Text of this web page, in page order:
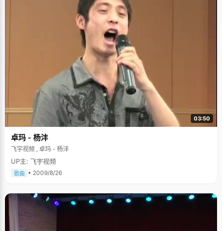
03:50
卓玛 - 杨沣
飞宇视频 , 卓玛 - 杨沣
UP主: 飞宇视频
歌曲 • 2009/8/26